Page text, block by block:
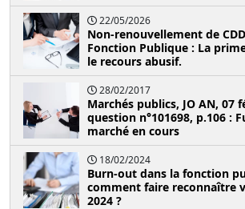
22/05/2026
Non-renouvellement de
Fonction Publique : La
le recours abusif.
28/02/2017
Marchés publics, JO AN, 07
question n°101698, p.106 :
marché en cours
18/02/2024
Burn-out dans la fonction
comment faire reconnaître
2024 ?